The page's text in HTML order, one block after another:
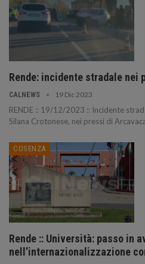
Rende: incidente stradale nei
CALNEWS 19 Dic 2023
RENDE :: 19/12/2023 :: Incidente
Silana Crotonese, nei pressi di
COSENZA
Rende :: Università: passo in
nell’internazionalizzazione